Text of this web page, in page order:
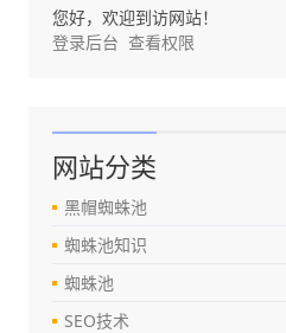
您好，欢迎到访网站！
登录后台 查看权限
网站分类
黑帽蜘蛛池
蜘蛛池知识
蜘蛛池
SEO技术